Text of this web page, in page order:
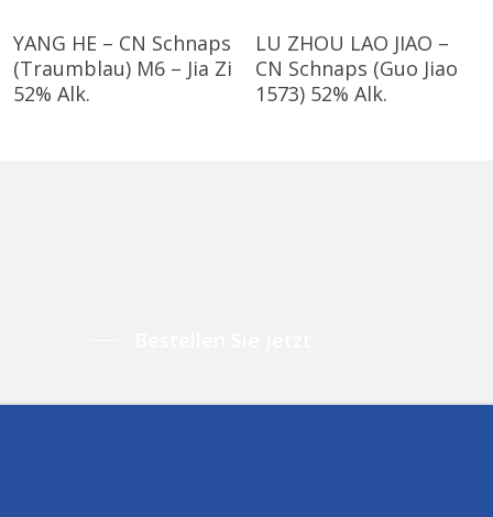
YANG HE – CN Schnaps
(Traumblau) M6 – Jia Zi
52% Alk.
LU ZHOU LAO JIAO –
CN Schnaps (Guo Jiao
1573) 52% Alk.